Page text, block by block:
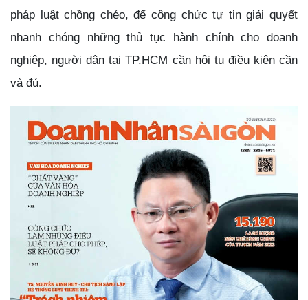
pháp luật chồng chéo, để công chức tự tin giải quyết
nhanh chóng những thủ tục hành chính cho doanh
nghiệp, người dân tại TP.HCM cần hội tụ điều kiện cần
và đủ.